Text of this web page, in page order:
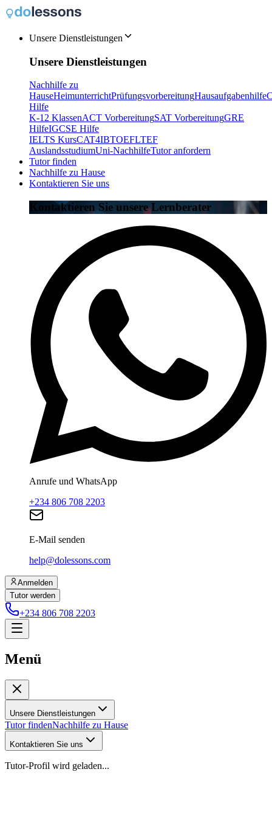
Unsere Dienstleistungen
Unsere Dienstleistungen
Nachhilfe zu
HauseHeimunterrichtPrüfungsvorbereitungHausaufgabenhilfe
Hilfe
K-12 KlassenACT VorbereitungSAT VorbereitungGRE
HilfeIGCSE Hilfe
IELTS KursCAT4IBTOEFLTEF
AuslandsstudiumUni-NachhilfeTutor anfordern
Tutor finden
Nachhilfe zu Hause
Kontaktieren Sie uns
Kontaktieren Sie unsere Lernberater
Anrufe und WhatsApp
+234 806 708 2203
E-Mail senden
help@dolessons.com
Anmelden
Tutor werden
+234 806 708 2203
Menü
Unsere Dienstleistungen
Tutor findenNachhilfe zu Hause
Kontaktieren Sie uns
Tutor-Profil wird geladen...